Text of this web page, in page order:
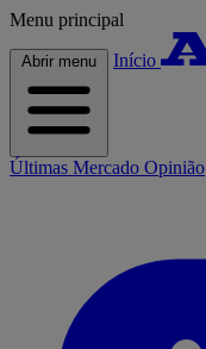
Menu principal
Abrir menu Início
Últimas Mercado Opinião